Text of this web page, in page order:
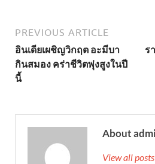
PREVIOUS ARTICLE
อินเดียเผชิญวิกฤต อะมีบา
กินสมอง คร่าชีวิตพุ่งสูงในปี
นี้
ร
About
View all